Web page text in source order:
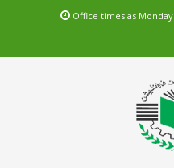
Office times as